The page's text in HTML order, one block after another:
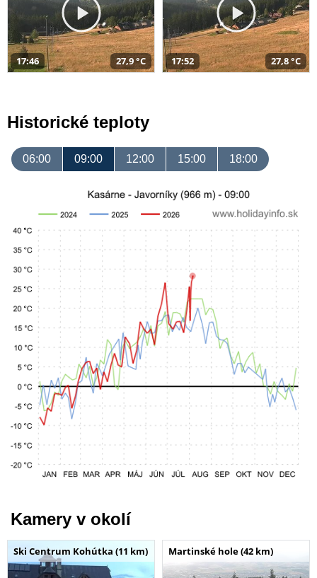
17:46 27,9 °C 17:52 27,8 °C
Historické teploty
06:00 09:00 12:00 15:00 18:00
Kamery v okolí
Ski Centrum Kohútka (11 km) Martinské hole (42 km)